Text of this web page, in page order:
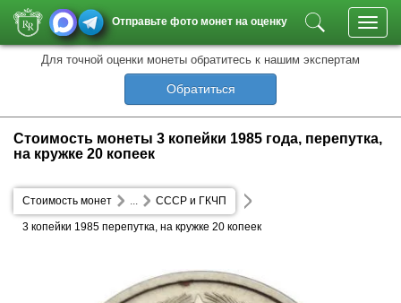
Отправьте фото монет на оценку
Для точной оценки монеты обратитесь к нашим экспертам
Обратиться
Стоимость монеты 3 копейки 1985 года, перепутка,
на кружке 20 копеек
Стоимость монет СССР и ГКЧП
...
3 копейки 1985 перепутка, на кружке 20 копеек